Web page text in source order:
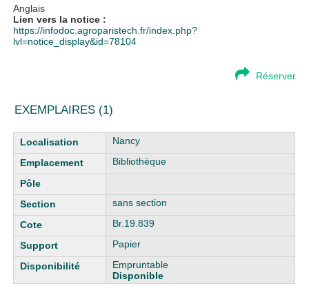
Anglais
Lien vers la notice :
https://infodoc.agroparistech.fr/index.php?
lvl=notice_display&id=78104
Réserver
EXEMPLAIRES (1)
Liste des exemplaires
Nancy
Bibliothèque
sans section
Br.19.839
Papier
Empruntable
Disponible